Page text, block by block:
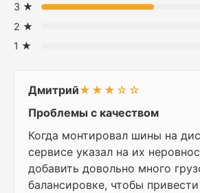
3 ★
2 ★
1 ★
Дмитрий★★★☆☆
Проблемы с качеством
Когда монтировал шины на
сервисе указал на их
добавить довольно много
балансировке, чтобы